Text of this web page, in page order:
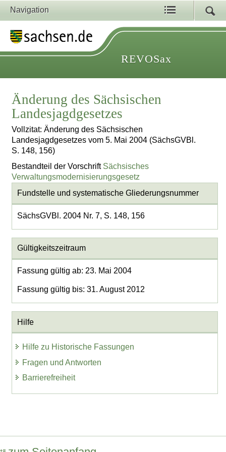
Navigation
REVOSax
Änderung des Sächsischen
Landesjagdgesetzes
Vollzitat: Änderung des Sächsischen
Landesjagdgesetzes vom 5. Mai 2004 (SächsGVBl.
S. 148, 156)
Bestandteil der Vorschrift Sächsisches
Verwaltungsmodernisierungsgesetz
Fundstelle und systematische Gliederungsnummer
SächsGVBl. 2004 Nr. 7, S. 148, 156
Gültigkeitszeitraum
Fassung gültig ab: 23. Mai 2004
Fassung gültig bis: 31. August 2012
Hilfe
Hilfe zu Historische Fassungen
Fragen und Antworten
Barrierefreiheit